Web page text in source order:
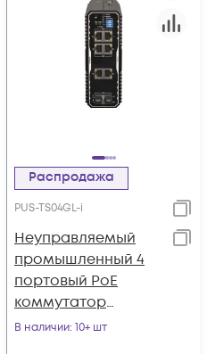
Распродажа
PUS-TS04GL-i
Неуправляемый
промышленный 4
портовый PoE
коммутатор
POWERTONE PUS-
В наличии: 10+ шт